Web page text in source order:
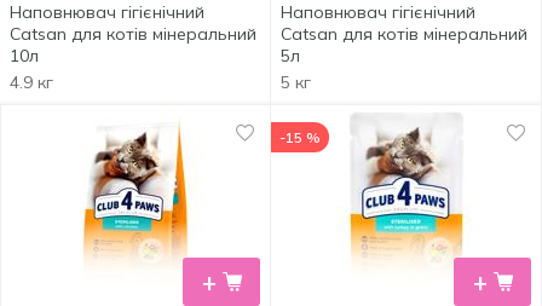
Наповнювач гігієнічний
Catsan для котів мінеральний
10л
4.9 кг
Наповнювач гігієнічний
Catsan для котів мінеральний
5л
5 кг
+ +
-15 %